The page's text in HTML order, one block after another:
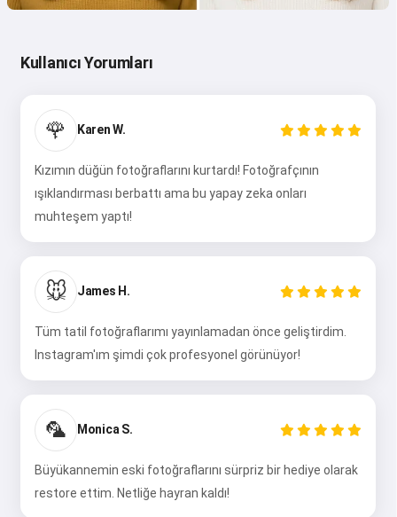
Kullanıcı Yorumları
🌹 Karen W.
Kızımın düğün fotoğraflarını kurtardı! Fotoğrafçının
ışıklandırması berbattı ama bu yapay zeka onları
muhteşem yaptı!
🐭 James H.
Tüm tatil fotoğraflarımı yayınlamadan önce geliştirdim.
Instagram'ım şimdi çok profesyonel görünüyor!
🦜 Monica S.
Büyükannemin eski fotoğraflarını sürpriz bir hediye olarak
restore ettim. Netliğe hayran kaldı!